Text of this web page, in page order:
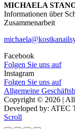
MICHAELA
Informationen über
Zusammenarbeit
Facebook
Folgen Sie uns auf
Instagram
Folgen Sie uns auf
Allgemeine
Copyright © 2026 | All
Developed by: ATEC
Scroll